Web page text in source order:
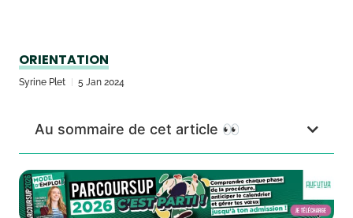
ORIENTATION
Syrine Plet 5 Jan 2024
Au sommaire de cet article 👀